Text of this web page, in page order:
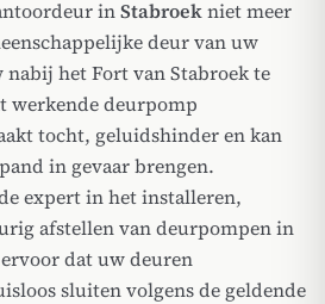
inStabroekniet meer
deur van uw
het Fort van Stabroek te
werkende deurpomp
tocht, geluidshinder en kan
in gevaar brengen.
expert in het installeren,
afstellen van deurpompen in
dat uw deuren
sluiten volgens de geldende